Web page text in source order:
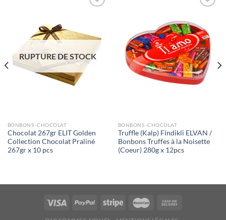
souhaits
RUPTURE DE STOCK
BONBONS -CHOCOLAT
Chocolat 267gr ELIT Golden
Collection Chocolat Praliné
267gr x 10 pcs
de
souhaits
BONBONS -CHOCOLAT
Truffle (Kalp) Findikli ELVAN /
Bonbons Truffes à la Noisette
(Coeur) 280g x 12pcs